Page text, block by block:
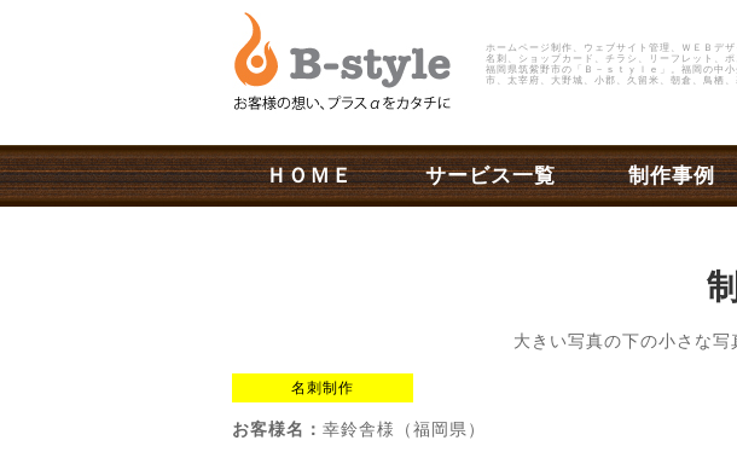
ホームページ制作、ウェブサイト管理、ＷＥＢデザ
名刺、ショップカード、チラシ、リーフレット、
福岡県筑紫野市の 「Ｂ－ｓｔｙｌｅ」
。福岡の中
市、太宰府、大野城、小郡、久留米、朝倉、鳥栖、
ＨＯＭＥ サービス一覧 制作事例
大きい写真の下の小さな写
名刺制作
お客様名： 幸鈴舎様（福岡県）